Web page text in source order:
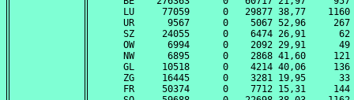
LU     77059      0   29877 38,77
UR      9567      0    5067 52,96
SZ     24055      0    6474 26,91
OW      6994      0    2092 29,91
NW      6895      0    2868 41,60
GL     10518      0    4214 40,06
ZG     16445      0    3281 19,95
FR     50374      0    7712 15,31